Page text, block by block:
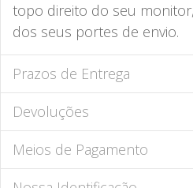
topo direito do seu
dos seus portes de envio.
Prazos de Entrega
Devoluções
Meios de Pagamento